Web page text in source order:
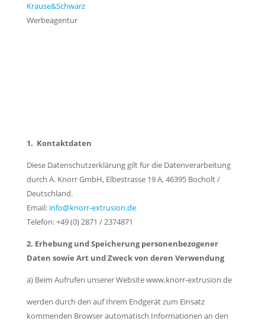
Krause&Schwarz
Werbeagentur
1. Kontaktdaten
Diese Datenschutzerklärung gilt für die Datenverarbeitung
durch A. Knorr GmbH, Elbestrasse 19 A, 46395 Bocholt /
Deutschland.
Email: info@knorr-extrusion.de
Telefon: +49 (0) 2871 / 2374871
2. Erhebung und Speicherung personenbezogener
Daten sowie Art und Zweck von deren Verwendung
a) Beim Aufrufen unserer Website www.knorr-extrusion.de
werden durch den auf Ihrem Endgerät zum Einsatz
kommenden Browser automatisch Informationen an den